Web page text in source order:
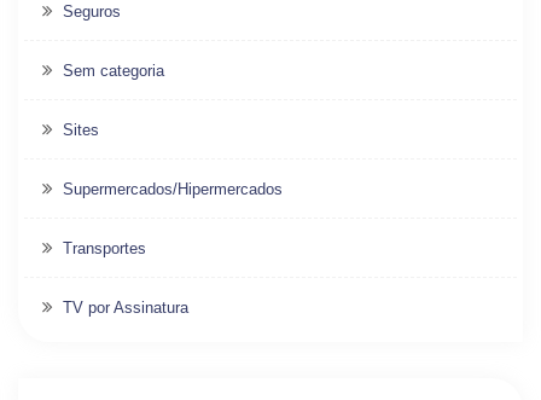
Seguros
Sem categoria
Sites
Supermercados/Hipermercados
Transportes
TV por Assinatura